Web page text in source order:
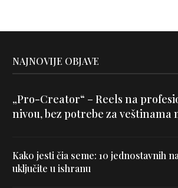
NAJNOVIJE OBJAVE
„Pro-Creator“ – Reels na
nivou, bez potrebe za veštinama
Kako jesti čia seme: 10 jednostavnih
uključite u ishranu